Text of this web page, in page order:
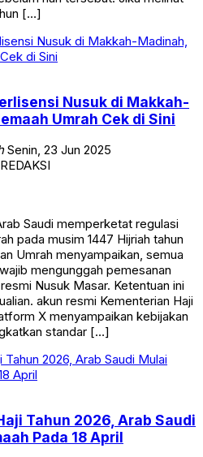
[…]
Nusuk di Makkah-
Umrah Cek di Sini
Senin, 23 Jun 2025
Saudi memperketat regulasi
pada musim 1447 Hijriah tahun
Umrah menyampaikan, semua
mengunggah pemesanan
Nusuk Masar. Ketentuan ini
akun resmi Kementerian Haji
X menyampaikan kebijakan
standar […]
Tahun 2026, Arab Saudi
Pada 18 April